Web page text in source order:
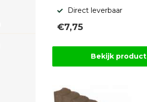
Direct leverbaar
€7,75
Bekijk product